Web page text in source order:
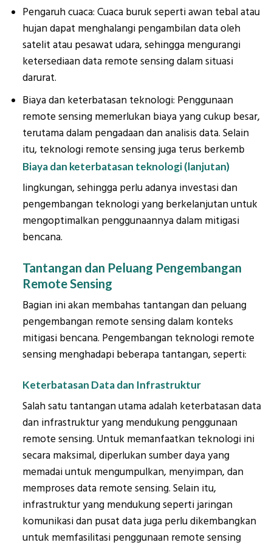
Pengaruh cuaca: Cuaca buruk seperti awan tebal atau
hujan dapat menghalangi pengambilan data oleh
satelit atau pesawat udara, sehingga mengurangi
ketersediaan data remote sensing dalam situasi
darurat.
Biaya dan keterbatasan teknologi: Penggunaan
remote sensing memerlukan biaya yang cukup besar,
terutama dalam pengadaan dan analisis data. Selain
itu, teknologi remote sensing juga terus berkemb
Biaya dan keterbatasan teknologi (lanjutan)
lingkungan, sehingga perlu adanya investasi dan
pengembangan teknologi yang berkelanjutan untuk
mengoptimalkan penggunaannya dalam mitigasi
bencana.
Tantangan dan Peluang Pengembangan
Remote Sensing
Bagian ini akan membahas tantangan dan peluang
pengembangan remote sensing dalam konteks
mitigasi bencana. Pengembangan teknologi remote
sensing menghadapi beberapa tantangan, seperti:
Keterbatasan Data dan Infrastruktur
Salah satu tantangan utama adalah keterbatasan data
dan infrastruktur yang mendukung penggunaan
remote sensing. Untuk memanfaatkan teknologi ini
secara maksimal, diperlukan sumber daya yang
memadai untuk mengumpulkan, menyimpan, dan
memproses data remote sensing. Selain itu,
infrastruktur yang mendukung seperti jaringan
komunikasi dan pusat data juga perlu dikembangkan
untuk memfasilitasi penggunaan remote sensing